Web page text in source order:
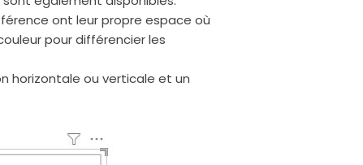
ont leur propre espace où
pour différencier les
horizontale ou verticale et un